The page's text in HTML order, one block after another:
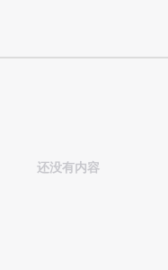
还没有内容